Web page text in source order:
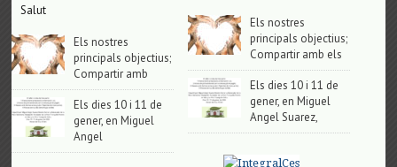
Salut
Els nostres
principals objectius;
Compartir amb
Els dies 10 i 11 de
gener, en Miguel
Angel
Els nostres
principals objectius;
Compartir amb els
Els dies 10 i 11 de
gener, en Miguel
Angel Suarez,